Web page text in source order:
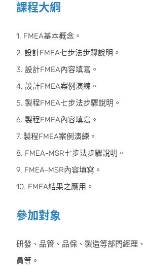
課程大綱
1. FMEA基本概念。
2. 設計FMEA七步法步驟說明。
3. 設計FMEA內容填寫。
4. 設計FMEA案例演練。
5. 製程FMEA七步法步驟說明。
6. 製程FMEA內容填寫。
7. 製程FMEA案例演練。
8. FMEA-MSR七步法步驟說明。
9. FMEA-MSR內容填寫。
10. FMEA結果之應用。
參加對象
研發、品管、品保、製造等部門經理
員等。